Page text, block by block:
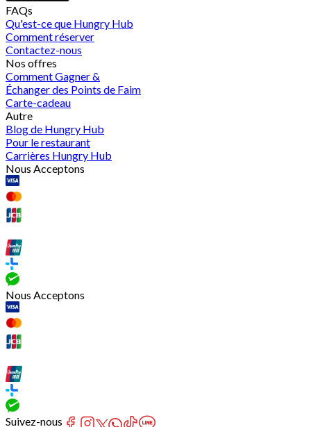
FAQs
Qu'est-ce que Hungry Hub
Comment réserver
Contactez-nous
Nos offres
Comment Gagner &
Échanger des Points de Faim
Carte-cadeau
Autre
Blog de Hungry Hub
Pour le restaurant
Carrières Hungry Hub
Nous Acceptons
Nous Acceptons
Suivez-nous